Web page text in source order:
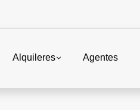
Alquileres Agentes